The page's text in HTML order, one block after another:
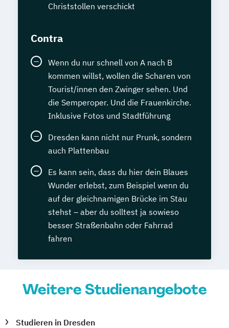
Christstollen verschickt
Contra
Wenn du nur schnell von A nach B
kommen willst, wollen die Scharen von
Tourist/innen den Zwinger sehen. Und
die Semperoper. Und die Frauenkirche.
Inklusive Fotos und Stadtführung
Dresden kann nicht nur Prunk, sondern
auch Plattenbau
Es kann sein, dass du hier dein Blaues
Wunder erlebst, zum Beispiel wenn du
auf der gleichnamigen Brücke im Stau
stehst – aber du solltest ja sowieso
besser Straßenbahn oder Fahrrad
fahren
Weitere Studienangebote
Studieren in Dresden